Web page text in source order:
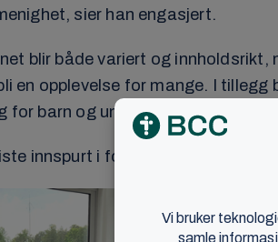
sier han engasjert.
blir både variert og
en opplevelse for mange. I
barn og ungdom, sier
innspurt i forberedelsene, og